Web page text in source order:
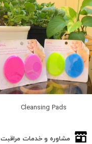
Cleansing Pads
مشاوره و خدمات مراقبت